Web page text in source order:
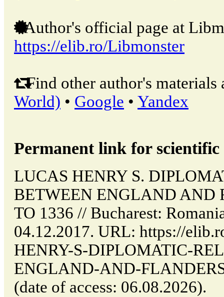
Author's official page at
https://elib.ro/Libmonster
Find other author's materials
World) • Google • Yandex
Permanent link for
LUCAS HENRY S.
BETWEEN ENGLAND AND
TO 1336 // Bucharest:
04.12.2017. URL: https://
HENRY-S-DIPLOMATIC-
ENGLAND-AND-
(date of access: 06.08.2026).